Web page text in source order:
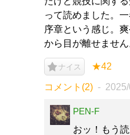
って読めました。
序章という感じ。
から目が離せません
ナイス ★42
コメント(2)
PEN-F
おッ！もう